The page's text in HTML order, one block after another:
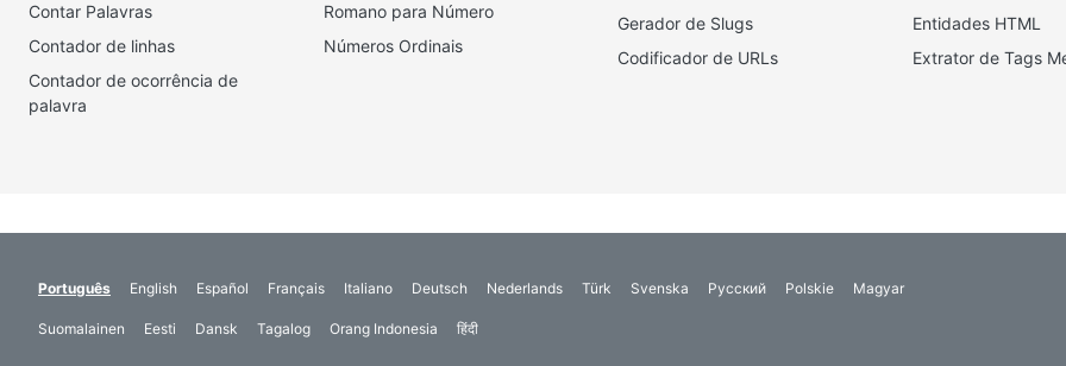
Contar Palavras
Contador de linhas
Contador de ocorrência de
palavra
Romano para Número
Números Ordinais
Gerador de Slugs
Codificador de URLs
Entidades HTML
Extrator de Tags
Português English Español Français Italiano Deutsch Nederlands Türk Svenska Русский Polskie Magyar
Suomalainen Eesti Dansk Tagalog Orang Indonesia हिंदी